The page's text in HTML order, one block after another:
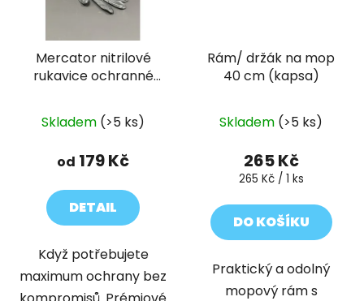
Mercator nitrilové
rukavice ochranné
Skladem (>5 ks)
od 179 Kč
DETAIL
Když potřebujete
maximum ochrany bez
Rám/ držák na mop
40 cm (kapsa)
Skladem (>5 ks)
265 Kč
Měrná
265 Kč / 1 ks
DO KOŠÍKU
Praktický a odolný
mopový rám s